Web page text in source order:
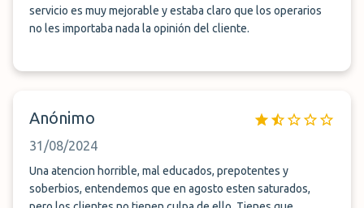
servicio es muy mejorable y estaba claro que los operarios
no les importaba nada la opinión del cliente.
Anónimo
31/08/2024
Una atencion horrible, mal educados, prepotentes y
soberbios, entendemos que en agosto esten saturados,